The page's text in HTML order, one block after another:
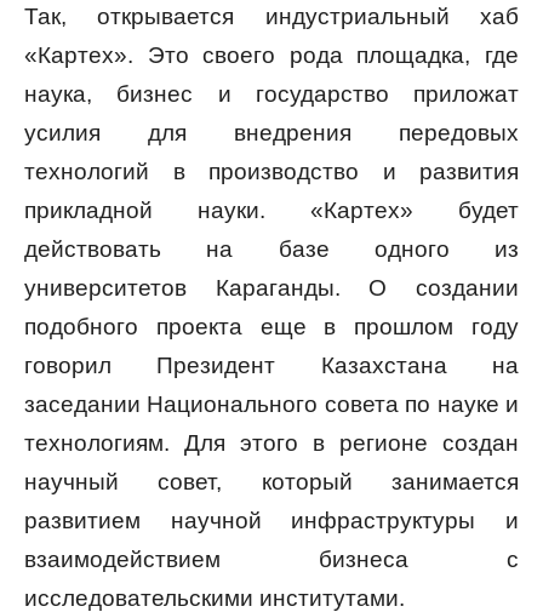
Так, открывается индустриальный хаб
«Картех». Это своего рода площадка, где
наука, бизнес и государство приложат
усилия для внедрения передовых
технологий в производство и развития
прикладной науки. «Картех» будет
действовать на базе одного из
университетов Караганды. О создании
подобного проекта еще в прошлом году
говорил Президент Казахстана на
заседании Национального совета по науке и
технологиям. Для этого в регионе создан
научный совет, который занимается
развитием научной инфраструктуры и
взаимодействием бизнеса с
исследовательскими институтами.